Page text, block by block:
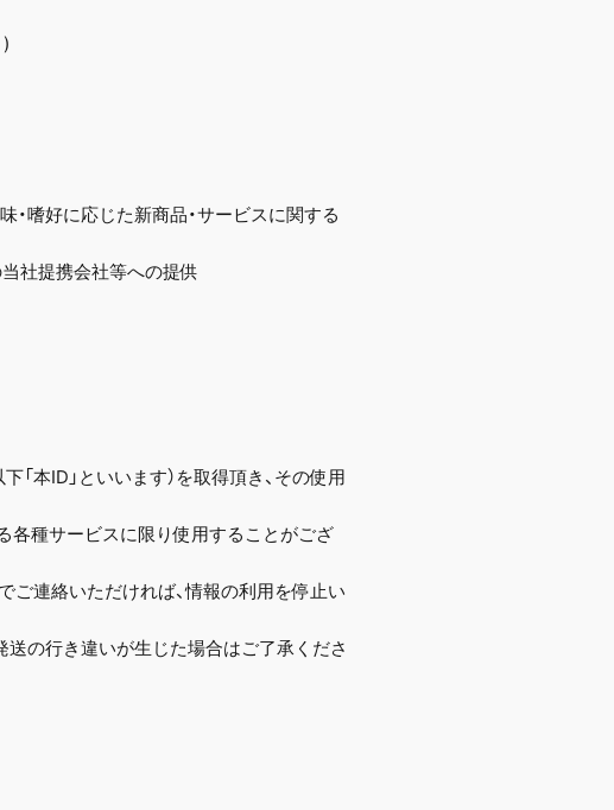
・嗜好に応じた新商品・サービスに関する
社提携会社等への提供
本ID」といいます）を取得頂き、その使用
各種サービスに限り使用することがござ
ご連絡いただければ、情報の利用を停止い
の行き違いが生じた場合はご了承くださ